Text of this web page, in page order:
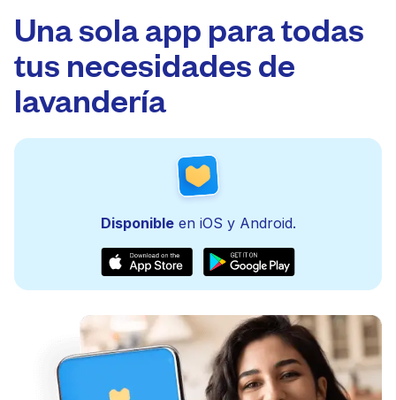
Una sola app para todas
tus necesidades de
lavandería
Disponibleen iOS y Android.